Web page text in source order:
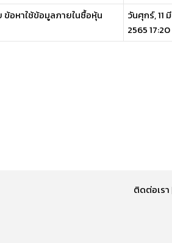
ข้อหาใช้ข้อมูลภายในซื้อหุ้น
วันศุกร์, 11
2565 17:20
ติดต่อเรา